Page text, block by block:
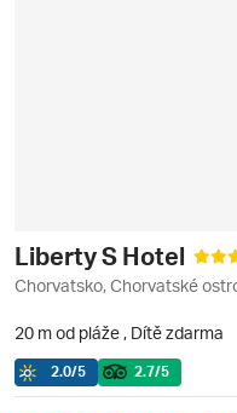
Liberty S Hotel
Chorvatsko, Chorvatské
20 m od pláže , Dítě zdarma
2.0/5 2.7/5